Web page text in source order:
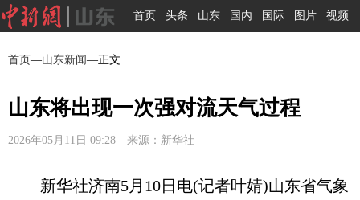
首页 头条 山东 国内 国际 图片 视频
首页—山东新闻—正文
山东将出现一次强对流天气过程
2026年05月11日 09:28 来源：新华社
新华社济南5月10日电(记者叶婧)山东省气象